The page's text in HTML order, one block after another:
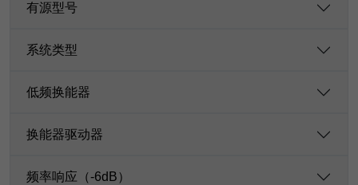
有源型号
系统类型
低频换能器
换能器驱动器
频率响应（-6dB）